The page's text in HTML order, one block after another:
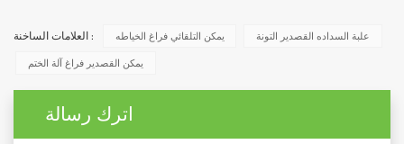
العلامات الساخنة : يمكن التلقائي فراغ الخياطه علبة السداده القصدير التونة
يمكن القصدير فراغ آلة الختم
اترك رسالة